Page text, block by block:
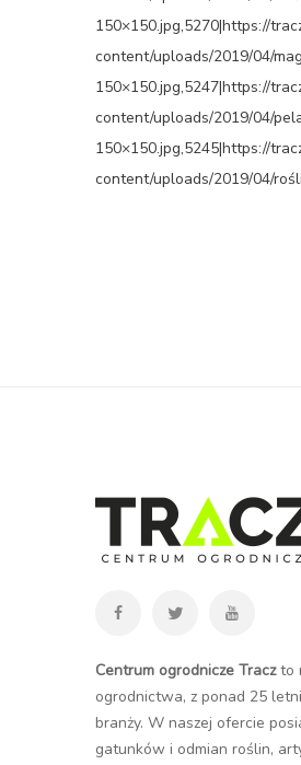
150×150.jpg,5270|https://
content/uploads/2019/04/
150×150.jpg,5247|https://
content/uploads/2019/04/
150×150.jpg,5245|https://
content/uploads/2019/04/
Centrum ogrodnicze Traczto
ogrodnictwa, z ponad 25
branży. W naszej ofercie
gatunków i odmian roślin,